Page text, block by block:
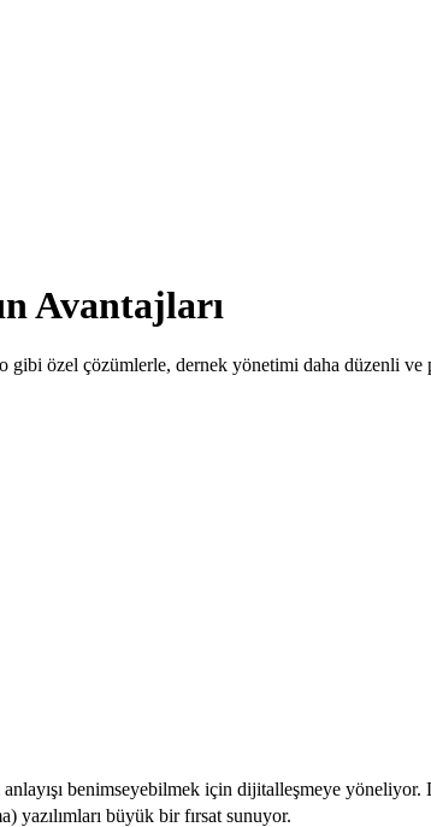
Avantajları
gibi özel çözümlerle, dernek yönetimi daha düzenli ve
benimseyebilmek için dijitalleşmeye
yazılımları büyük bir fırsat sunuyor.